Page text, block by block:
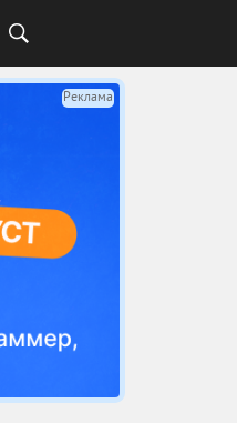
Реклама